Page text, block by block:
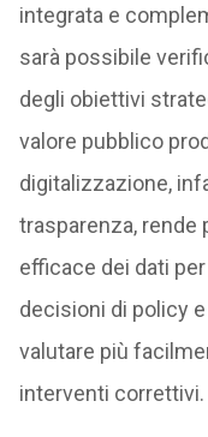
integrata e
sarà possibile
degli obiettivi
valore pubblico
digitalizzazione,
trasparenza,
efficace dei dati
decisioni di policy
valutare più
interventi correttivi.